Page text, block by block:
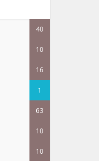
40
10
16
1
63
10
10